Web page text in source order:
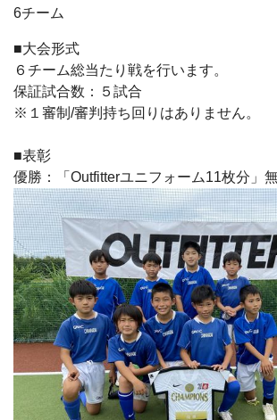
6チーム
■大会形式
６チーム総当たり戦を行います。
保証試合数：５試合
※１審制/審判持ち回りはありません。
■表彰
優勝：「Outfitterユニフォーム11枚分」